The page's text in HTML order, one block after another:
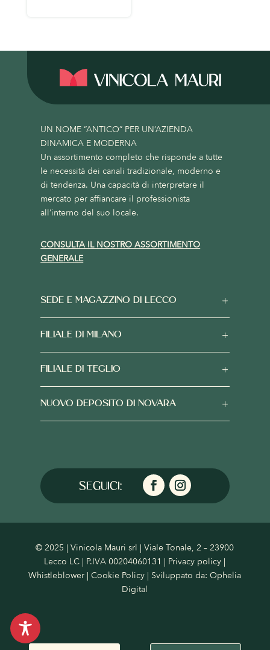
UN NOME “ANTICO” PER UN’AZIENDA
DINAMICA E MODERNA
Un assortimento completo che risponde a tutte
le necessità dei canali tradizionale, moderno e
di tendenza. Una capacità di interpretare il
mercato per affiancare il professionista
all’interno del suo locale.
CONSULTA IL NOSTRO ASSORTIMENTO
GENERALE
SEDE E MAGAZZINO DI LECCO
FILIALE DI MILANO
FILIALE DI TEGLIO
NUOVO DEPOSITO DI NOVARA
© 2025 | Vinicola Mauri srl | Viale Tonale, 2 – 23900
Lecco LC | P.IVA 00204060131 | Privacy policy |
Whistleblower |Cookie Policy | Sviluppato da:Ophelia
Digital